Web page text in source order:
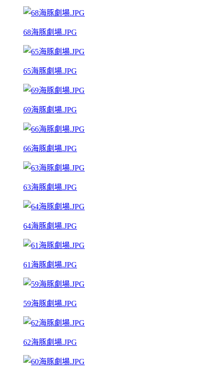
68海豚劇場.JPG
65海豚劇場.JPG
69海豚劇場.JPG
66海豚劇場.JPG
63海豚劇場.JPG
64海豚劇場.JPG
61海豚劇場.JPG
59海豚劇場.JPG
62海豚劇場.JPG